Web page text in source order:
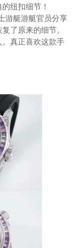
纽扣细节！
游艇游艇官员分享
了原来的细节。
真正喜欢这款手